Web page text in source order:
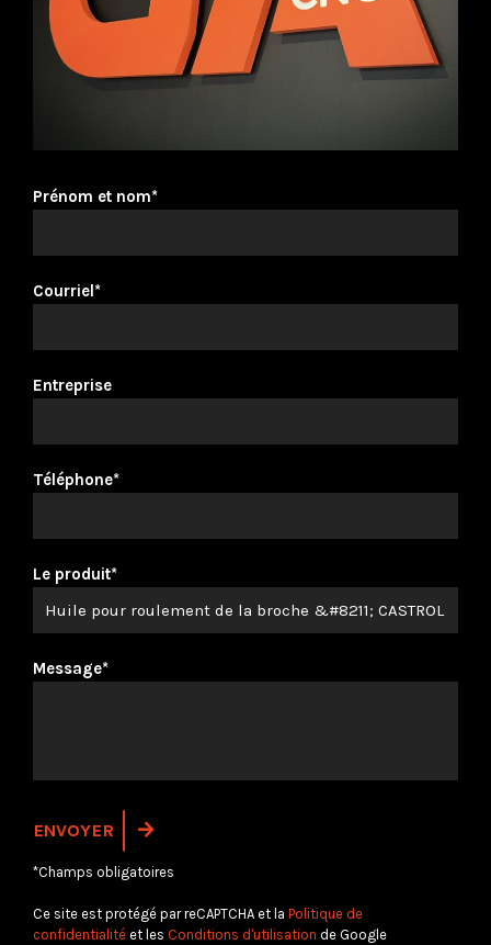
Prénom et nom*
Courriel*
Entreprise
Téléphone*
Le produit*
Message*
*Champs obligatoires
Ce site est protégé par reCAPTCHA et la Politique de
confidentialité et les Conditions d'utilisation de Google